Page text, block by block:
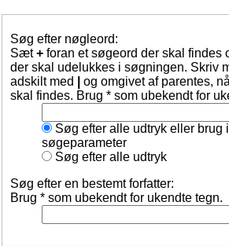
Søg efter nøgleord:
Sæt+ foran et søgeord der skal findes
der skal udelukkes i søgningen. Skriv
adskilt med
og omgivet af parentes,
skal findes. Brug * som ubekendt for
Søg efter alle udtryk eller brug
søgeparameter
Søg efter alle udtryk
Søg efter en bestemt forfatter:
Brug * som ubekendt for ukendte tegn.